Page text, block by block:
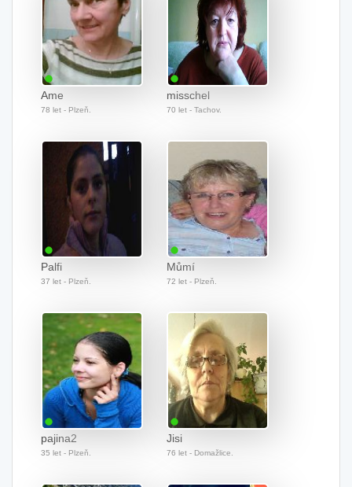
Ame
78 let - Plzeň.
misschel
70 let - Tachov.
Palfi
37 let - Plzeň.
Můmí
72 let - Plzeň.
pajina2
35 let - Plzeň.
Jisi
76 let - Domažlice.